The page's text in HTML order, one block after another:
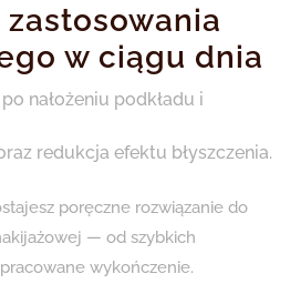
w ciągu dnia
nałożeniu podkładu i
redukcja efektu błyszczenia.
poręczne rozwiązanie do
— od szybkich
wykończenie.